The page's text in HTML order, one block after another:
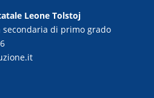
Leone Tolstoj
secondaria di primo grado